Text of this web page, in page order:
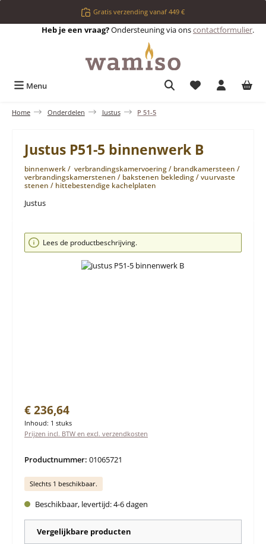
Ga naar de hoofdinhoudGratis verzending vanaf 449 €
Heb je een vraag?Ondersteuning via onscontactformulier.
Menu Je hebt 0 items
Home Onderdelen Justus P 51-5
Justus P51-5 binnenwerk B
binnenwerk / verbrandingskamervoering / brandkamersteen /
verbrandingskamerstenen / bakstenen bekleding / vuurvaste
stenen / hittebestendige kachelplaten
Justus
Afbeeldingengalerij overslaan
Lees de productbeschrijving.
Normale prijs:
€ 236,64
Inhoud: 1 stuks
Prijzen incl. BTW en excl. verzendkosten
Productnummer: 01065721
Slechts 1 beschikbaar.
Beschikbaar, levertijd: 4-6 dagen
Vergelijkbare producten